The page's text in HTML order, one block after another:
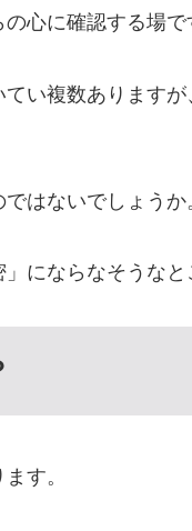
心に確認する場で
い複数あります
はないでしょうか
にならなそうな
す。